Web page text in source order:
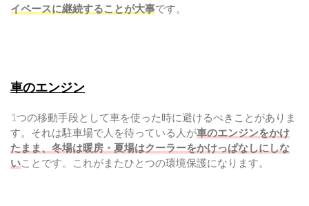
イペースに継続することが大事です。
車のエンジン
1つの移動手段として車を使った時に避けるべきことがありま
す。それは駐車場で人を待っている人が車のエンジンをかけ
たまま、冬場は暖房・夏場はクーラーをかけっぱなしにしな
いことです。これがまたひとつの環境保護になります。